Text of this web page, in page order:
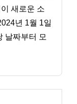
새로운 소
년 1월 1일
날짜부터 모